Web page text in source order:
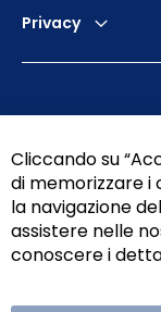
Privacy
Cliccando su
di memorizzare i
la navigazione
assistere nelle
conoscere i